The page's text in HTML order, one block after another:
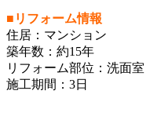
■リフォーム情報
住居：マンション
築年数：約15年
リフォーム部位：洗面室
施工期間：3日